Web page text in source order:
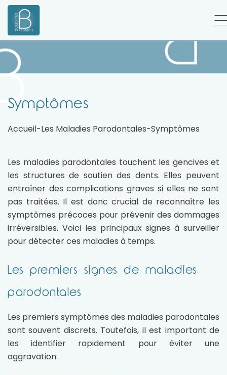
Symptômes
Accueil-Les Maladies Parodontales-Symptômes
Les maladies parodontales touchent les gencives et
les structures de soutien des dents. Elles peuvent
entraîner des complications graves si elles ne sont
pas traitées. Il est donc crucial de reconnaître les
symptômes précoces pour prévenir des dommages
irréversibles. Voici les principaux signes à surveiller
pour détecter ces maladies à temps.
Les premiers signes de maladies
parodontales
Les premiers symptômes des maladies parodontales
sont souvent discrets. Toutefois, il est important de
les identifier rapidement pour éviter une
aggravation.